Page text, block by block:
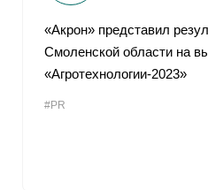
«Акрон» представил
Смоленской области на
«Агротехнологии-2023»
#PR